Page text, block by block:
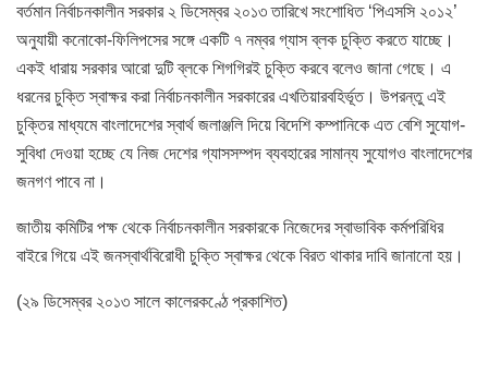
বর্তমান নির্বাচনকালীন সরকার ২ ডিসেম্বর ২০১৩ তারিখে সংশোধিত ‘পিএসসি ২০১২’
অনুযায়ী কনোকো-ফিলিপসের সঙ্গে একটি ৭ নম্বর গ্যাস ব্লক চুক্তি করতে যাচ্ছে।
একই ধারায় সরকার আরো দুটি ব্লকে শিগগিরই চুক্তি করবে বলেও জানা গেছে। এ
ধরনের চুক্তি স্বাক্ষর করা নির্বাচনকালীন সরকারের এখতিয়ারবহির্ভূত। উপরন্তু এই
চুক্তির মাধ্যমে বাংলাদেশের স্বার্থ জলাঞ্জলি দিয়ে বিদেশি কম্পানিকে এত বেশি সুযোগ-
সুবিধা দেওয়া হচ্ছে যে নিজ দেশের গ্যাসসম্পদ ব্যবহারের সামান্য সুযোগও বাংলাদেশের
জনগণ পাবে না।
জাতীয় কমিটির পক্ষ থেকে নির্বাচনকালীন সরকারকে নিজেদের স্বাভাবিক কর্মপরিধির
বাইরে গিয়ে এই জনস্বার্থবিরোধী চুক্তি স্বাক্ষর থেকে বিরত থাকার দাবি জানানো হয়।
(২৯ ডিসেম্বর ২০১৩ সালে কালেরকণ্ঠে প্রকাশিত)